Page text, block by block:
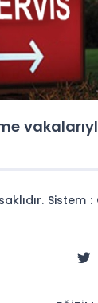
Sistem